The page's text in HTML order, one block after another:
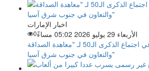
اخبار الإمارات
الأربعاء 29 يوليو 2026 05:02 مساءً
0
الإمارات تشارك في اجتماع الذكرى الـ50 لـ "معاهدة الصداقة
والتعاون في جنوب شرق آسيا"